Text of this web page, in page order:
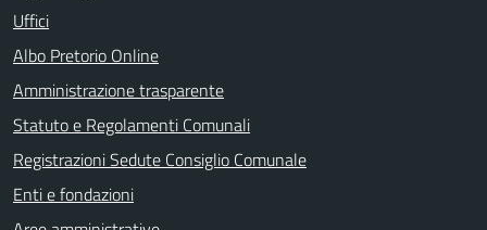
Uffici
Albo Pretorio Online
Amministrazione trasparente
Statuto e Regolamenti Comunali
Registrazioni Sedute Consiglio Comunale
Enti e fondazioni